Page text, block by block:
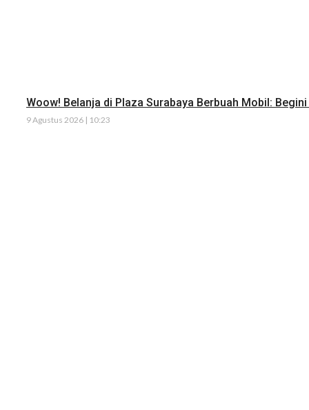
Woow! Belanja di Plaza Surabaya Berbuah Mobil:
9 Agustus 2026 | 10:23